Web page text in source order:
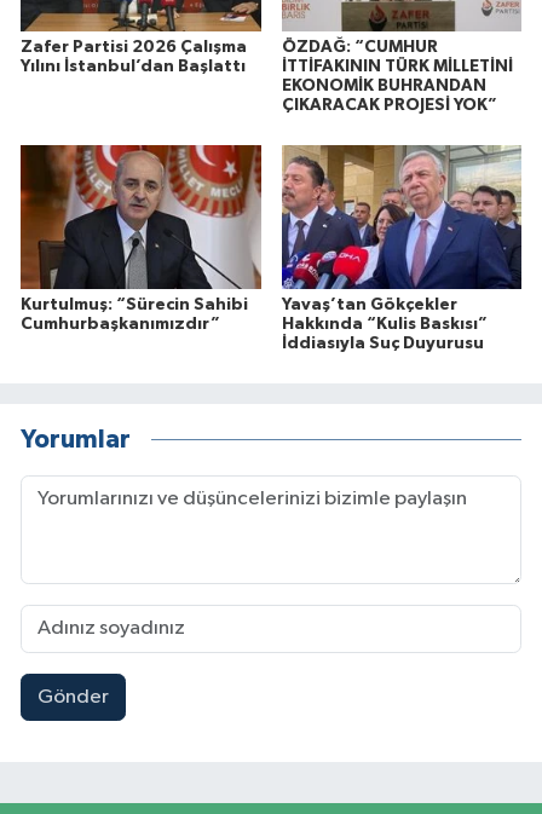
Zafer Partisi 2026 Çalışma
Yılını İstanbul’dan Başlattı
ÖZDAĞ: “CUMHUR
İTTİFAKININ TÜRK MİLLETİNİ
EKONOMİK BUHRANDAN
ÇIKARACAK PROJESİ YOK”
Kurtulmuş: “Sürecin Sahibi
Cumhurbaşkanımızdır”
Yavaş’tan Gökçekler
Hakkında “Kulis Baskısı”
İddiasıyla Suç Duyurusu
Yorumlar
Gönder